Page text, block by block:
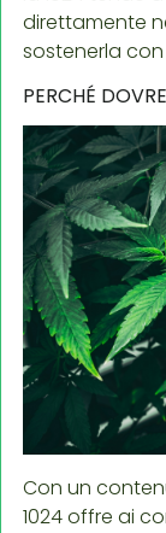
direttamente
sostenerla
PERCHÉ
Con un
1024 offre ai